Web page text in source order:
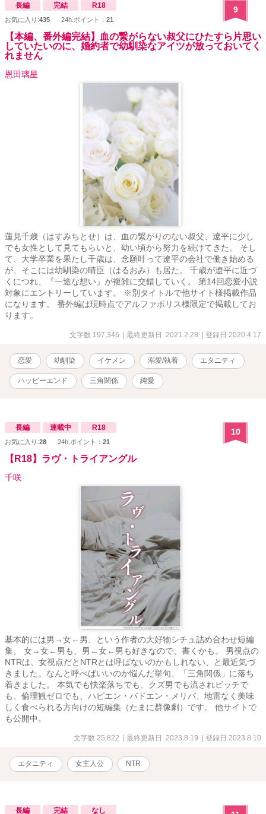
長編 完結 R18
お気に入り:435 24h.ポイント： 21
9
【本編、番外編完結】血の繋がらない叔父にひたすら片思い
していたいのに、婚約者で幼馴染なアイツが放っておいてく
れません
恩田璃星
蓮見千歳（はすみちとせ）は、血の繋がりのない叔父、遼平に少し
でも女性として見てもらいと、幼い頃から努力を続けてきた。 そし
て、大学卒業を果たし千歳は、念願叶って遼平の会社で働き始める
が、そこには幼馴染の晴臣（はるおみ）も居た。 千歳が遼平に近づ
くにつれ、『一途な想い』が複雑に交錯していく。 第14回恋愛小説
対象にエントリーしています。 ※別タイトルで他サイト様掲載作品
になります。 番外編は現時点でアルファポリス様限定で掲載してお
ります。
文字数 197,346 | 最終更新日 2021.2.28 | 登録日 2020.4.17
恋愛 幼馴染 イケメン 溺愛/執着 エタニティ
ハッピーエンド 三角関係 純愛
長編 連載中 R18
お気に入り:28 24h.ポイント： 21
10
【R18】ラヴ・トライアングル
千咲
基本的には男→女←男、という作者の大好物シチュ詰め合わせ短編
集。 女→女←男も、男←女←男も好きなので、書くかも。 男視点の
NTRは、女視点だとNTRとは呼ばないのかもしれない、と最近気づ
きました。なんと呼べばいいのか悩んだ挙句、「三角関係」に落ち
着きました。 本気でも快楽落ちでも、クズ男でも流されビッチで
も、倫理観ゼロでも、ハピエン・バドエン・メリバ、地雷なく美味
しく食べられる方向けの短編集（たまに群像劇）です。 他サイトで
も公開中。
文字数 25,822 | 最終更新日 2023.8.19 | 登録日 2023.8.10
エタニティ 女主人公 NTR
長編 完結 なし